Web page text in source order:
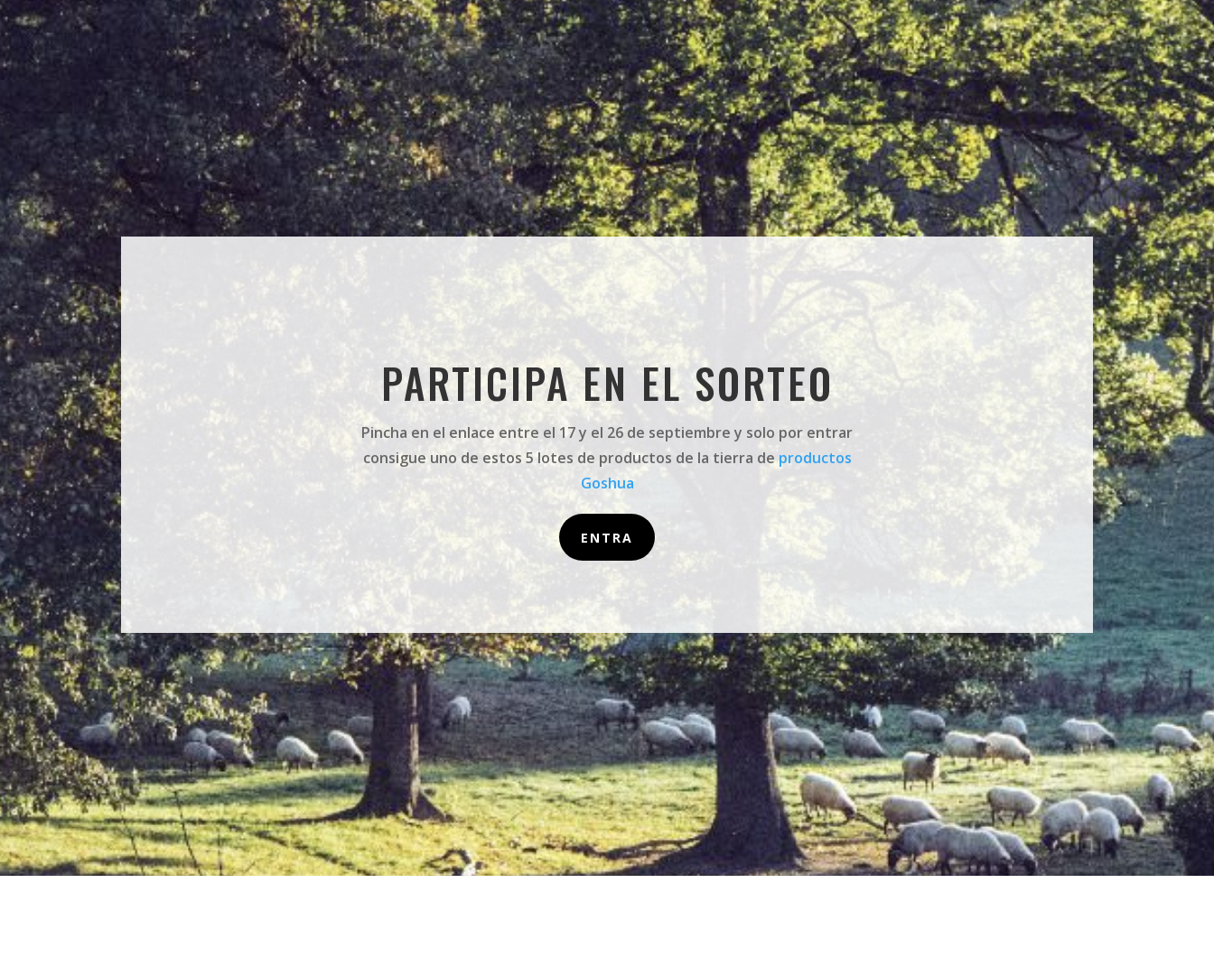
PARTICIPA EN EL SORTEO
Pincha en el enlace entre el 17 y el 26 de septiembre y solo por entrar
consigue uno de estos 5 lotes de productos de la tierra deproductos
Goshua
ENTRA